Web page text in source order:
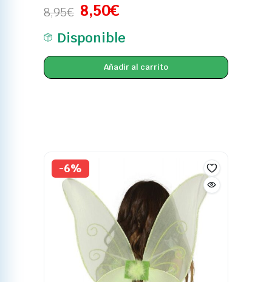
8,95€ 8,50€
Disponible
Añadir al carrito
-6%